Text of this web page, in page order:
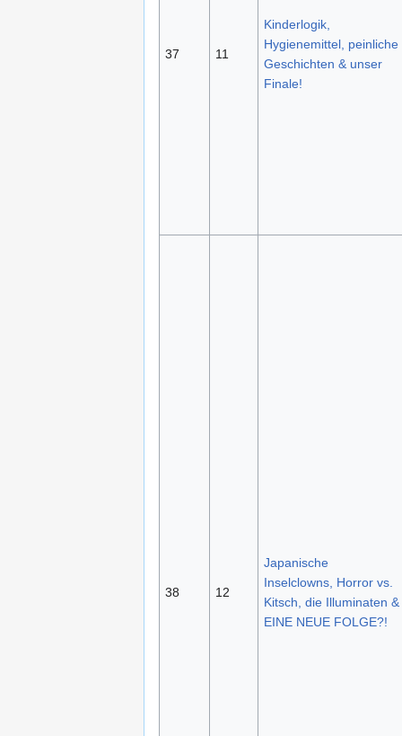
37 11
Kinderlogik,
Hygienemittel, peinliche
Geschichten & unser
Finale!
38 12
Japanische
Inselclowns, Horror vs.
Kitsch, die Illuminaten &
EINE NEUE FOLGE?!